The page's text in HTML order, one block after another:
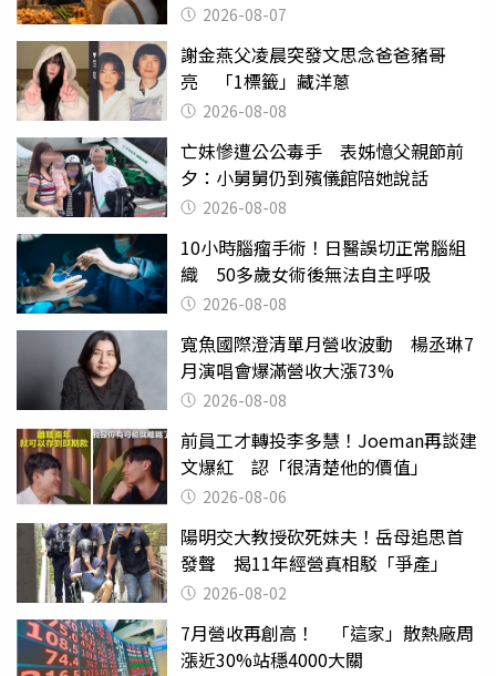
2026-08-07
謝金燕父凌晨突發文思念爸爸豬哥
亮 「1標籤」藏洋蔥
2026-08-08
亡妹慘遭公公毒手 表姊憶父親節前
夕：小舅舅仍到殯儀館陪她說話
2026-08-08
10小時腦瘤手術！日醫誤切正常腦組
織 50多歲女術後無法自主呼吸
2026-08-08
寬魚國際澄清單月營收波動 楊丞琳7
月演唱會爆滿營收大漲73%
2026-08-08
前員工才轉投李多慧！Joeman再談建
文爆紅 認「很清楚他的價值」
2026-08-06
陽明交大教授砍死妹夫！岳母追思首
發聲 揭11年經營真相駁「爭產」
2026-08-02
7月營收再創高！ 「這家」散熱廠周
漲近30%站穩4000大關